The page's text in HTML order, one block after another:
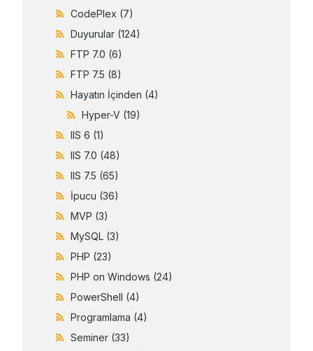
CodePlex (7)
Duyurular (124)
FTP 7.0 (6)
FTP 7.5 (8)
Hayatın İçinden (4)
Hyper-V (19)
IIS 6 (1)
IIS 7.0 (48)
IIS 7.5 (65)
İpucu (36)
MVP (3)
MySQL (3)
PHP (23)
PHP on Windows (24)
PowerShell (4)
Programlama (4)
Seminer (33)